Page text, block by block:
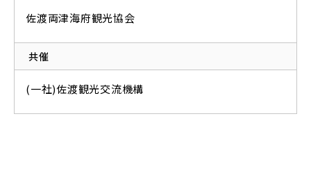
佐渡両津海府観光協会
共催
(一社)佐渡観光交流機構